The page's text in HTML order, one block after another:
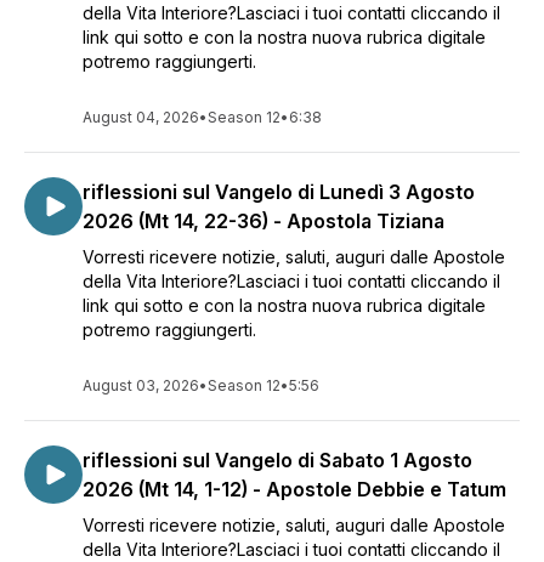
della Vita Interiore?Lasciaci i tuoi contatti cliccando il
link qui sotto e con la nostra nuova rubrica digitale
potremo raggiungerti.
August 04, 2026•Season 12• 6:38
riflessioni sul Vangelo di Lunedì 3 Agosto
2026 (Mt 14, 22-36) - Apostola Tiziana
Vorresti ricevere notizie, saluti, auguri dalle Apostole
della Vita Interiore?Lasciaci i tuoi contatti cliccando il
link qui sotto e con la nostra nuova rubrica digitale
potremo raggiungerti.
August 03, 2026•Season 12•5:56
riflessioni sul Vangelo di Sabato 1 Agosto
2026 (Mt 14, 1-12) - Apostole Debbie e Tatum
Vorresti ricevere notizie, saluti, auguri dalle Apostole
della Vita Interiore?Lasciaci i tuoi contatti cliccando il